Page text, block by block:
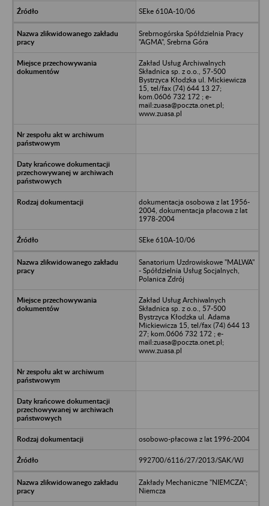
SEke 610A-10/06
Srebrnogórska Spółdzielnia Pracy
"AGMA", Srebrna Góra
Zakład Usług Archiwalnych
Składnica sp. z o.o., 57-500
Bystrzyca Kłodzka ul. Mickiewicza
15, tel/fax (74) 644 13 27;
kom.0606 732 172 ; e-
mail:zuasa@poczta.onet.pl;
www.zuasa.pl
dokumentacja osobowa z lat 1956-
2004, dokumentacja płacowa z lat
1978-2004
SEke 610A-10/06
Sanatorium Uzdrowiskowe "MALWA"
- Spółdzielnia Usług Socjalnych,
Polanica Zdrój
Zakład Usług Archiwalnych
Składnica sp. z o.o., 57-500
Bystrzyca Kłodzka ul. Adama
Mickiewicza 15, tel/fax (74) 644 13
27; kom.0606 732 172 ; e-
mail:zuasa@poczta.onet.pl;
www.zuasa.pl
osobowo-płacowa z lat 1996-2004
992700/6116/27/2013/SAK/WJ
Zakłady Mechaniczne "NIEMCZA";
Niemcza